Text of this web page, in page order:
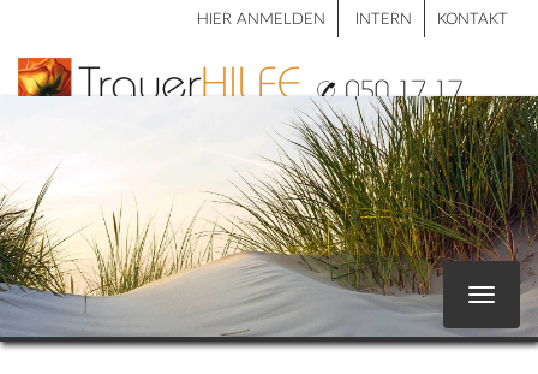
HIER ANMELDEN INTERN KONTAKT
Toggle